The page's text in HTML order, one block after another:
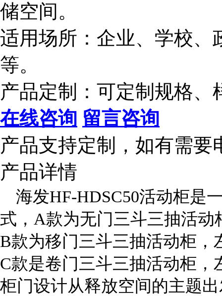
储空间。
适用场所：企业、学校、
等。
产品定制：可定制规格、
在线咨询 留言咨询
产品支持定制，如有需要
产品详情
海发HF-HDSC50活动柜是
式，A款为无门三斗三抽活
B款为移门三斗三抽活动柜
C款是卷门三斗三抽活动柜
柜门设计从释放空间的主题